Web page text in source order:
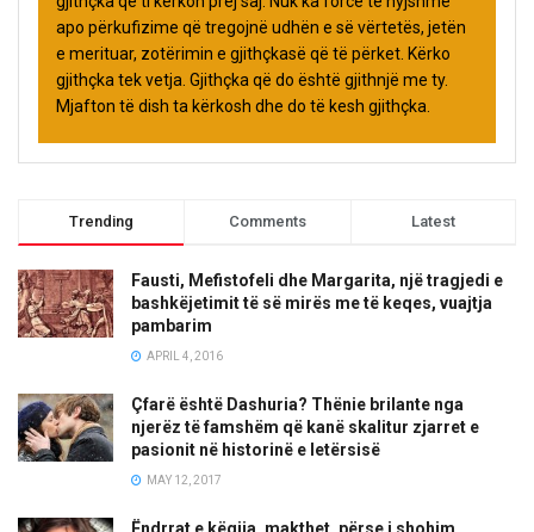
apo përkufizime që tregojnë udhën e së vërtetës, jetën
e merituar, zotërimin e gjithçkasë që të përket. Kërko
gjithçka tek vetja. Gjithçka që do është gjithnjë me ty.
Mjafton të dish ta kërkosh dhe do të kesh gjithçka.
Trending Comments Latest
Fausti, Mefistofeli dhe Margarita, një tragjedi e
bashkëjetimit të së mirës me të keqes, vuajtja
pambarim
APRIL 4, 2016
Çfarë është Dashuria? Thënie brilante nga
njerëz të famshëm që kanë skalitur zjarret e
pasionit në historinë e letërsisë
MAY 12, 2017